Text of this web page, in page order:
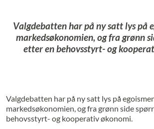
Valgdebatten har på ny satt lys på
markedsøkonomien, og fra grønn
etter en behovsstyrt- og
Valgdebatten har på ny satt lys på
markedsøkonomien, og fra grønn side
behovsstyrt- og kooperativ økonomi.